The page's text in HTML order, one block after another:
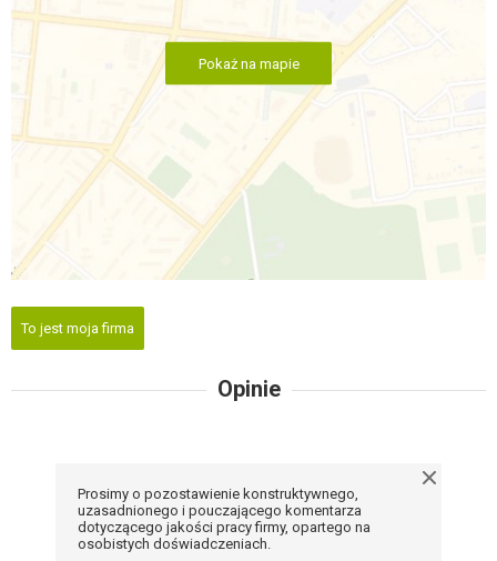
Pokaż na mapie
To jest moja firma
Opinie
Prosimy o pozostawienie konstruktywnego,
uzasadnionego i pouczającego komentarza
dotyczącego jakości pracy firmy, opartego na
osobistych doświadczeniach.